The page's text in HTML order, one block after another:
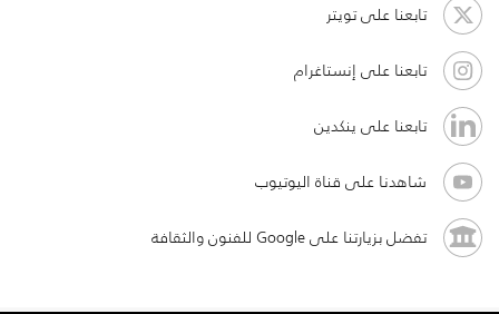
تابعنا على تويتر
تابعنا على إنستاغرام
تابعنا على ينكدين
شاهدنا على قناة اليوتيوب
تفضل بزيارتنا على Google للفنون والثقافة